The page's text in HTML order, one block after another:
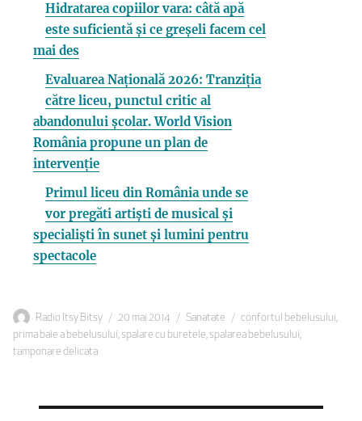
Hidratarea copiilor vara: câtă apă
este suficientă și ce greșeli facem cel
mai des
Evaluarea Națională 2026: Tranziția
către liceu, punctul critic al
abandonului școlar. World Vision
România propune un plan de
intervenție
Primul liceu din România unde se
vor pregăti artiști de musical și
specialiști în sunet și lumini pentru
spectacole
Autor
Radio Itsy Bitsy
Publicat
pe
20 mai 2014 Categorii
Sanatate Etichete
confortul bebelusului,
prima baie a bebelusului, spalare cu buretele, spalarea bebelusului,
tamponare delicata